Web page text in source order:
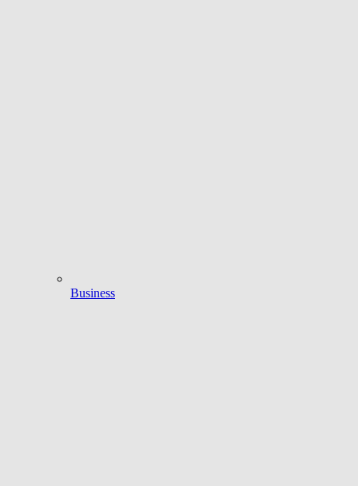
Business